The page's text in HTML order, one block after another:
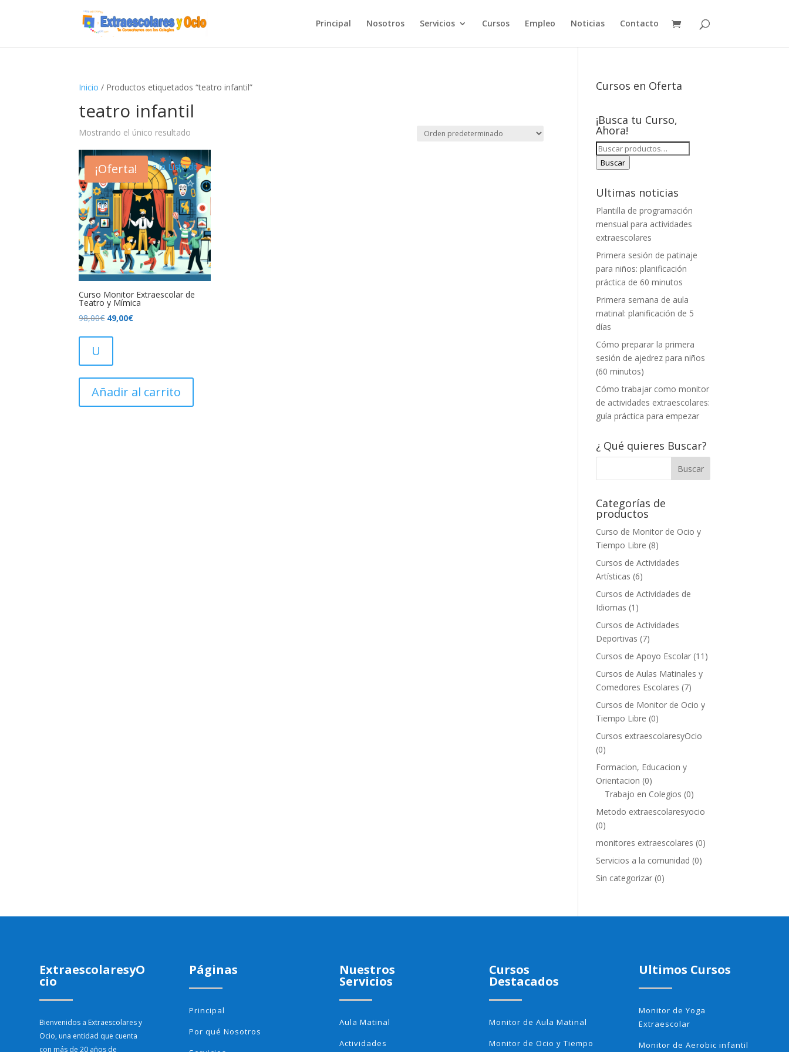
Principal Nosotros Servicios Cursos Empleo Noticias Contacto
Inicio / Productos etiquetados “teatro infantil”
teatro infantil
Mostrando el único resultado
¡Oferta!
Curso Monitor Extraescolar de
Teatro y Mímica
98,00€ El
49,00€El
U
Añadir a la Lista de
Deseos
Añadir al carrito
Cursos en Oferta
¡Busca tu Curso,
Ahora!
BUSCAR
POR:
Buscar
Ultimas noticias
Plantilla de programación
mensual para actividades
extraescolares
Primera sesión de patinaje
para niños: planificación
práctica de 60 minutos
Primera semana de aula
matinal: planificación de 5
días
Cómo preparar la primera
sesión de ajedrez para niños
(60 minutos)
Cómo trabajar como monitor
de actividades extraescolares:
guía práctica para empezar
¿ Qué quieres Buscar?
Categorías de
productos
Curso de Monitor de Ocio y
Tiempo Libre (8)
Cursos de Actividades
Artísticas (6)
Cursos de Actividades de
Idiomas (1)
Cursos de Actividades
Deportivas (7)
Cursos de Apoyo Escolar (11)
Cursos de Aulas Matinales y
Comedores Escolares (7)
Cursos de Monitor de Ocio y
Tiempo Libre (0)
Cursos extraescolaresyOcio
(0)
Formacion, Educacion y
Orientacion (0)
Trabajo en Colegios (0)
Metodo extraescolaresyocio
(0)
monitores extraescolares (0)
Servicios a la comunidad (0)
Sin categorizar (0)
ExtraescolaresyO
cio
Bienvenidos a Extraescolares y
Ocio, una entidad que cuenta
con más de 20 años de
Páginas
Principal
Por qué Nosotros
Nuestros
Servicios
Aula Matinal
Actividades
Cursos
Destacados
Monitor de Aula Matinal
Monitor de Ocio y Tiempo
Ultimos Cursos
Monitor de Yoga
Extraescolar
Monitor de Aerobic infantil